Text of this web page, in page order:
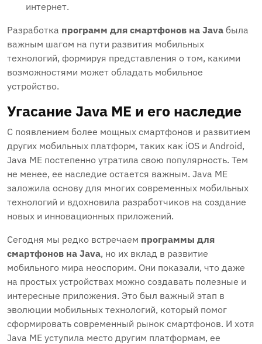
интернет.
Разработка программ для смартфонов на Java была
важным шагом на пути развития мобильных
технологий, формируя представления о том, какими
возможностями может обладать мобильное
устройство.
Угасание Java ME и его наследие
С появлением более мощных смартфонов и развитием
других мобильных платформ, таких как iOS и Android,
Java ME постепенно утратила свою популярность. Тем
не менее, ее наследие остается важным. Java ME
заложила основу для многих современных мобильных
технологий и вдохновила разработчиков на создание
новых и инновационных приложений.
Сегодня мы редко встречаем программы для
смартфонов на Java, но их вклад в развитие
мобильного мира неоспорим. Они показали, что даже
на простых устройствах можно создавать полезные и
интересные приложения. Это был важный этап в
эволюции мобильных технологий, который помог
сформировать современный рынок смартфонов. И хотя
Java ME уступила место другим платформам, ее